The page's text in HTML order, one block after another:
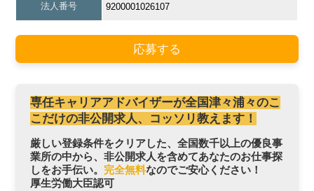
法人番号 9200001026107
応募する
専任キャリアアドバイザーが全国津々浦々のこ
こだけの非公開求人、コッソリ教えます！
厳しい登録条件をクリアした、全国数千以上の優良事
業所の中から、非公開求人を含めてあなたのお仕事探
しをお手伝い。 完全無料なのでご安心ください！
厚生労働大臣認可